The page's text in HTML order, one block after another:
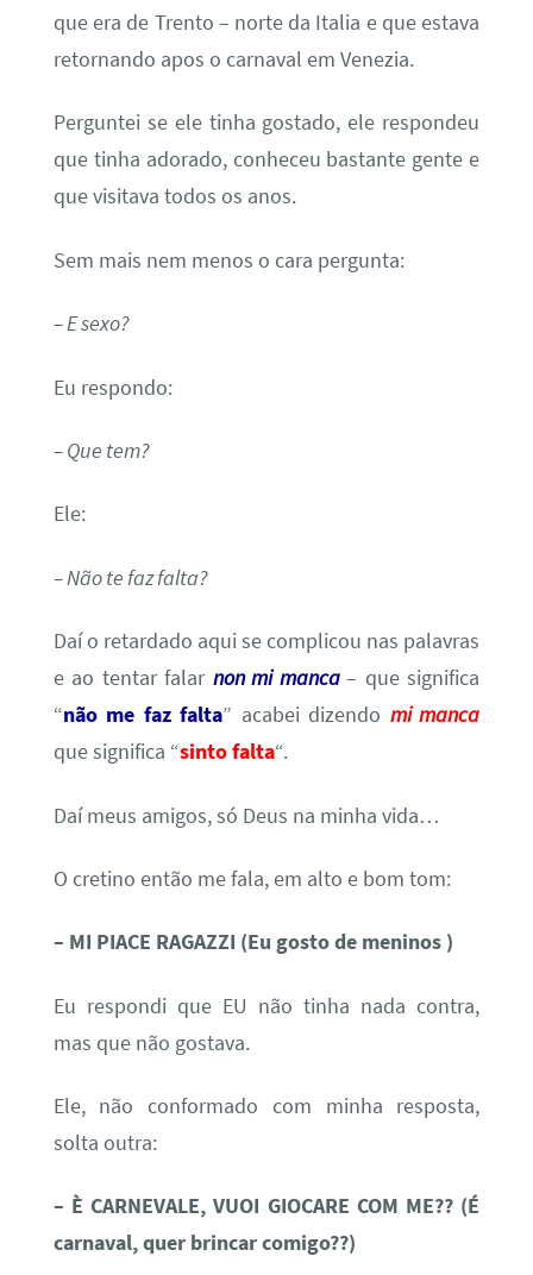
que era de Trento – norte da Italia e que estava
retornando apos o carnaval em Venezia.
Perguntei se ele tinha gostado, ele respondeu
que tinha adorado, conheceu bastante gente e
que visitava todos os anos.
Sem mais nem menos o cara pergunta:
– E sexo?
Eu respondo:
– Que tem?
Ele:
– Não te faz falta?
Daí o retardado aqui se complicou nas palavras
e ao tentar falar non mi manca – que significa
“não me faz falta” acabei dizendo mi manca
que significa “sinto falta“.
Daí meus amigos, só Deus na minha vida…
O cretino então me fala, em alto e bom tom:
– MI PIACE RAGAZZI (Eu gosto de meninos )
Eu respondi que EU não tinha nada contra,
mas que não gostava.
Ele, não conformado com minha resposta,
solta outra:
– È CARNEVALE, VUOI GIOCARE COM ME?? (É
carnaval, quer brincar comigo??)